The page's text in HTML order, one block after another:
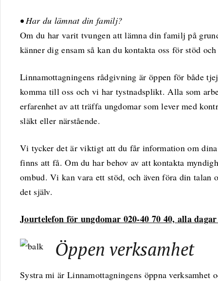
• Har du lämnat din familj?
Om du har varit tvungen att lämna din familj på
känner dig ensam så kan du kontakta oss för stöd
Linnamottagningens rådgivning är öppen för både
komma till oss och vi har tystnadsplikt. Alla som
erfarenhet av att träffa ungdomar som lever med
släkt eller närstående.
Vi tycker det är viktigt att du får information om
finns att få. Om du har behov av att kontakta
ombud. Vi kan vara ett stöd, och även föra din
det själv.
Jourtelefon för ungdomar 020-40 70 40, alla
Öppen verksamhet
Systra mi är Linnamottagningens öppna verksamhet